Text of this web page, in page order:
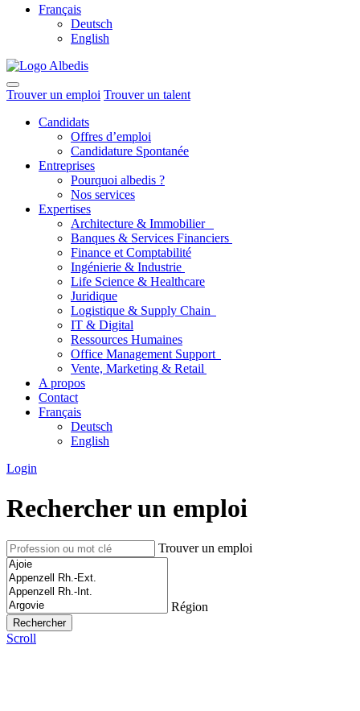
Français
Deutsch
English
Trouver un emploi Trouver un talent
Candidats
Offres d’emploi
Candidature Spontanée
Entreprises
Pourquoi albedis ?
Nos services
Expertises
Architecture & Immobilier
Banques & Services Financiers
Finance et Comptabilité
Ingénierie & Industrie
Life Science & Healthcare
Juridique
Logistique & Supply Chain
IT & Digital
Ressources Humaines
Office Management Support
Vente, Marketing & Retail
A propos
Contact
Français
Deutsch
English
Login
Rechercher un emploi
Trouver un emploi
Région
Scroll